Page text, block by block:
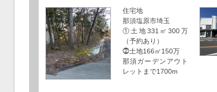
住宅地
那須塩原市埼玉
①土地331㎡300万
（予約あり）
⓶土地166㎡150万
那須ガーデンアウト
レットまで1700m